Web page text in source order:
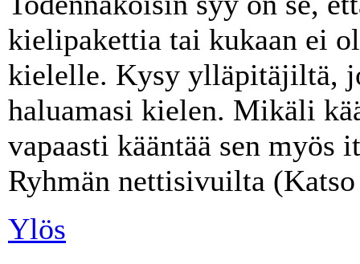
kielipakettia tai kukaan ei
kielelle. Kysy ylläpitäjiltä,
haluamasi kielen. Mikäli
vapaasti kääntää sen myös
Ryhmän nettisivuilta
Ylös